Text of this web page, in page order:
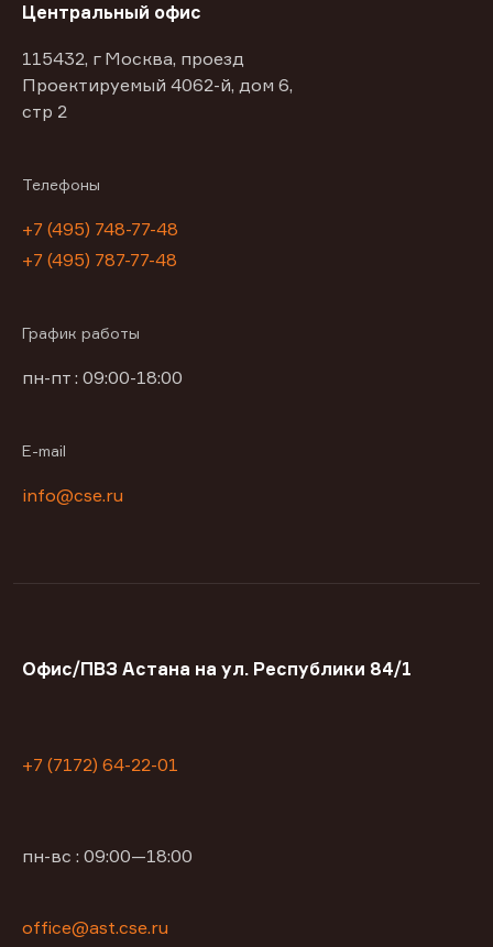
Центральный офис
115432, г Москва, проезд
Проектируемый 4062-й, дом 6,
стр 2
Телефоны
+7 (495) 748-77-48
+7 (495) 787-77-48
График работы
пн-пт : 09:00-18:00
E-mail
info@cse.ru
Офис/ПВЗ Астана на ул. Республики 84/1
+7 (7172) 64-22-01
пн-вс : 09:00—18:00
office@ast.cse.ru